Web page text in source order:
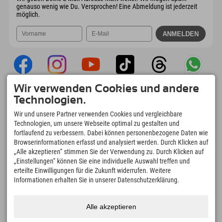
genauso wenig wie Du. Versprochen! Eine Abmeldung ist jederzeit
möglich.
Explorer App
Upload Deiner #ExplorerMoments, Mein
Explorer To Go mit Buchungsübersicht,
Bucketlist, Restaurantübersicht uvm. Jetzt
downloaden!
Zeit für Explorer Moments
166
Bergseen und Erlebnisbäder
4.634km
Pisten zum Skifahren und
97
Wir verwenden Cookies und andere
Technologien.
Wir und unsere Partner verwenden Cookies und vergleichbare
Technologien, um unsere Webseite optimal zu gestalten und
fortlaufend zu verbessern. Dabei können personenbezogene Daten wie
Browserinformationen erfasst und analysiert werden. Durch Klicken auf
„Alle akzeptieren“ stimmen Sie der Verwendung zu. Durch Klicken auf
„Einstellungen“ können Sie eine individuelle Auswahl treffen und
erteilte Einwilligungen für die Zukunft widerrufen. Weitere
Informationen erhalten Sie in unserer Datenschutzerklärung.
Alle akzeptieren